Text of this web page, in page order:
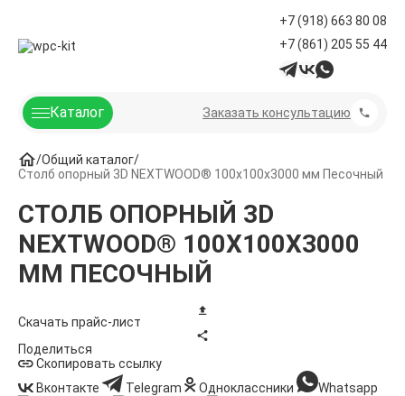
+7 (918) 663 80 08
+7 (861) 205 55 44
Каталог Заказать консультацию
Общий каталог
Столб опорный 3D NEXTWOOD® 100х100х3000 мм Песочный
СТОЛБ ОПОРНЫЙ 3D
NEXTWOOD® 100Х100Х3000
ММ ПЕСОЧНЫЙ
Скачать прайс-лист
Поделиться
Скопировать ссылку
Вконтакте
Telegram Одноклассники Whatsapp